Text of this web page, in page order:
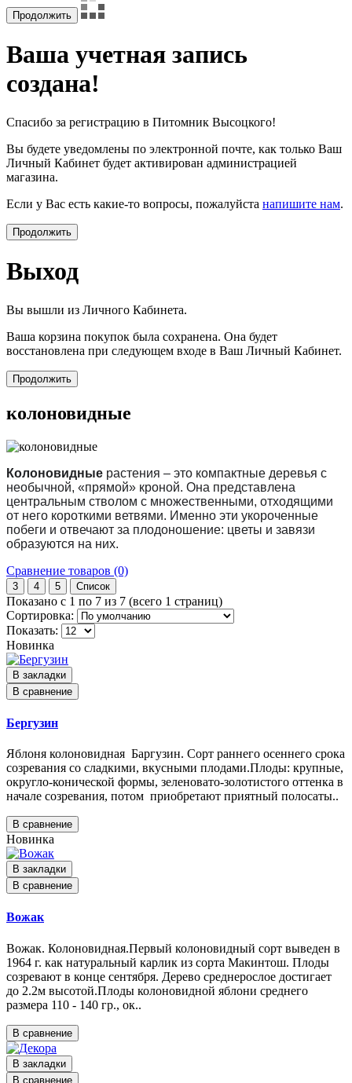
Ваша учетная запись
создана!
Спасибо за регистрацию в Питомник Высоцкого!
Вы будете уведомлены по электронной почте, как только Ваш
Личный Кабинет будет активирован администрацией
магазина.
Если у Вас есть какие-то вопросы, пожалуйста напишите нам.
Продолжить
Выход
Вы вышли из Личного Кабинета.
Ваша корзина покупок была сохранена. Она будет
восстановлена при следующем входе в Ваш Личный Кабинет.
Продолжить
колоновидные
Колоновидные растения – это компактные деревья с
необычной, «прямой» кроной. Она представлена
центральным стволом с множественными, отходящими
от него короткими ветвями. Именно эти укороченные
побеги и отвечают за плодоношение: цветы и завязи
образуются на них.
Сравнение товаров (0)
3 4 5 Список
Показано с 1 по 7 из 7 (всего 1 страниц)
Сортировка:
Показать:
Новинка
В закладки
В сравнение
Бергузин
Яблоня колоновидная Баргузин. Сорт раннего осеннего срока
созревания со сладкими, вкусными плодами.Плоды: крупные,
округло-конической формы, зеленовато-золотистого оттенка в
начале созревания, потом приобретают приятный полосаты..
В сравнение
Новинка
В закладки
В сравнение
Вожак
Вожак. Колоновидная.Первый колоновидный сорт выведен в
1964 г. как натуральный карлик из сорта Макинтош. Плоды
созревают в конце сентября. Дерево среднерослое достигает
до 2.2м высотой.Плоды колоновидной яблони среднего
размера 110 - 140 гр., ок..
В сравнение
В закладки
В сравнение